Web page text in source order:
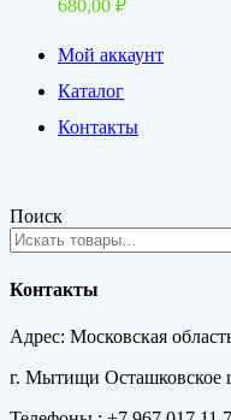
680,00 ₽
Мой аккаунт
Каталог
Контакты
Поиск
Контакты
Адрес: Московская
г. Мытищи Осташковское